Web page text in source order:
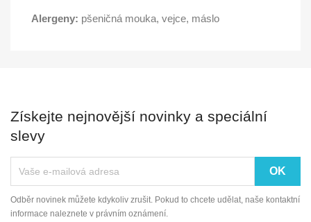
Alergeny: pšeničná mouka, vejce, máslo
Získejte nejnovější novinky a speciální
slevy
Odběr novinek můžete kdykoliv zrušit. Pokud to chcete udělat, naše kontaktní
informace naleznete v právním oznámení.